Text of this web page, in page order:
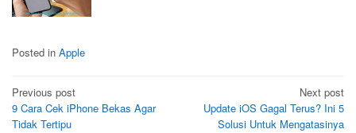
Posted in Apple
Post
navigation
Previous post
9 Cara Cek iPhone Bekas Agar
Tidak Tertipu
Next post
Update iOS Gagal Terus? Ini 5
Solusi Untuk Mengatasinya